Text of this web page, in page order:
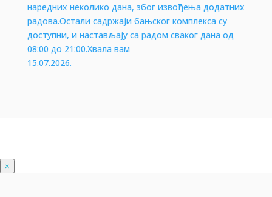
наредних неколико дана, због извођења додатних
радова.Остали садржаји бањског комплекса су
доступни, и настављају са радом сваког дана од
08:00 до 21:00.Хвала вам
15.07.2026.
×